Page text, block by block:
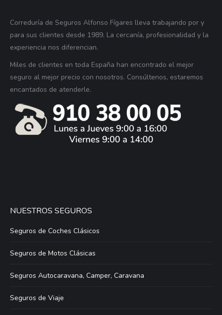
Correduría de Seguros Alfonso Fígares lleva trabajando por y
para sus clientes desde 1989. La cercanía, profesionalidad y la
experiencia nos diferencian.
Miles de clientes en toda España han encontrado el mejor
seguro al mejor precio con nosotros. Consúltenos, estaremos
encantados de atenderle.
NUESTROS SEGUROS
Seguros de Coches Clásicos
Seguros de Motos Clásicas
Seguros Autocaravana, Camper, Caravana
Seguros de Viaje